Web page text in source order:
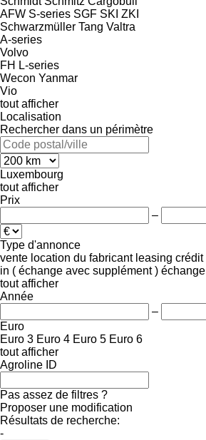
AFW S-series SGF SKI ZKI
Schwarzmüller Tang Valtra
A-series
Volvo
FH L-series
Wecon Yanmar
Vio
tout afficher
Localisation
Rechercher dans un périmètre
Luxembourg
tout afficher
Prix
–
Type d'annonce
vente location du fabricant leasing crédit
in ( échange avec supplément ) échange
tout afficher
Année
–
Euro
Euro 3 Euro 4 Euro 5 Euro 6
tout afficher
Agroline ID
Pas assez de filtres ?
Proposer une modification
Résultats de recherche:
-